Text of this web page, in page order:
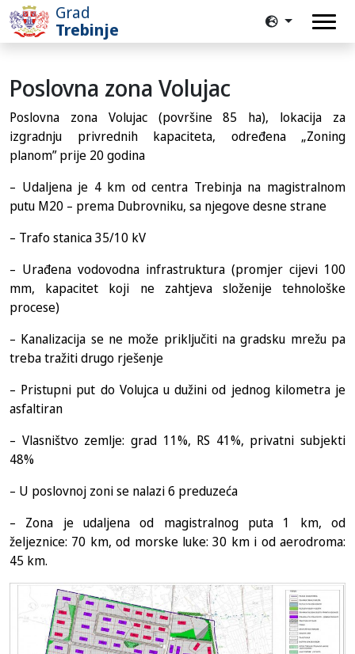
Grad
Trebinje
Poslovna zona Volujac
Poslovna zona Volujac (površine 85 ha), lokacija za
izgradnju privrednih kapaciteta, određena „Zoning
planom” prije 20 godina
– Udaljena je 4 km od centra Trebinja na magistralnom
putu M20 – prema Dubrovniku, sa njegove desne strane
– Trafo stanica 35/10 kV
– Urađena vodovodna infrastruktura (promjer cijevi 100
mm, kapacitet koji ne zahtjeva složenije tehnološke
procese)
– Kanalizacija se ne može priključiti na gradsku mrežu pa
treba tražiti drugo rješenje
– Pristupni put do Volujca u dužini od jednog kilometra je
asfaltiran
– Vlasništvo zemlje: grad 11%, RS 41%, privatni subjekti
48%
– U poslovnoj zoni se nalazi 6 preduzeća
– Zona je udaljena od magistralnog puta 1 km, od
željeznice: 70 km, od morske luke: 30 km i od aerodroma:
45 km.